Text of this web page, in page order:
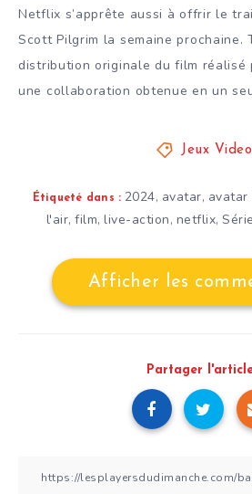
Netflix s’apprête aussi à offrir le
Scott Pilgrim la semaine prochaine.
distribution originale du film réalisé
une collaboration obtenue en un
Jeux Video
Étiqueté dans : 2024, avatar, avatar
l'air,film,live-action, netflix,Série
Afficher les
Partager